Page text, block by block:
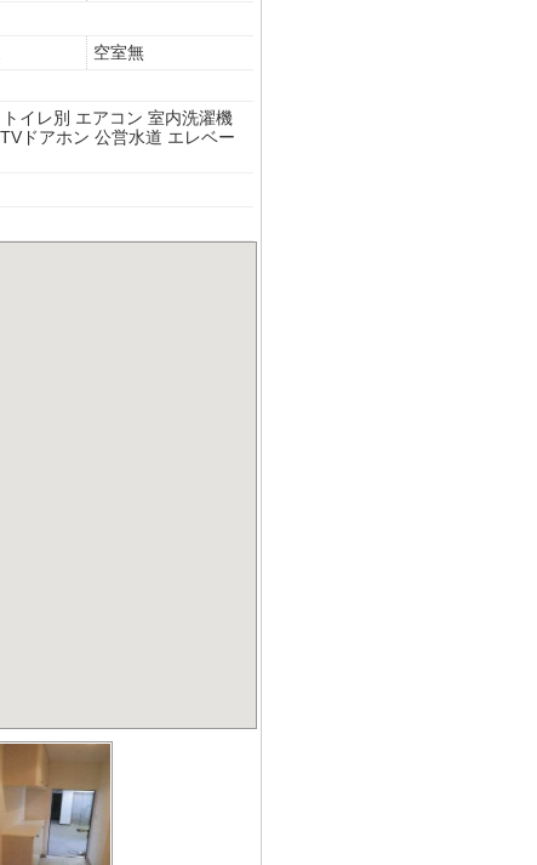
空室無
イレ別 エアコン 室内洗濯機
TVドアホン 公営水道 エレベー